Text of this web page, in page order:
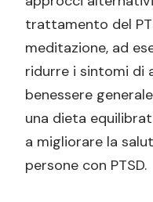
trattamento del
meditazione, ad
ridurre i sintomi di
benessere
una dieta
a migliorare la
persone con PTSD.